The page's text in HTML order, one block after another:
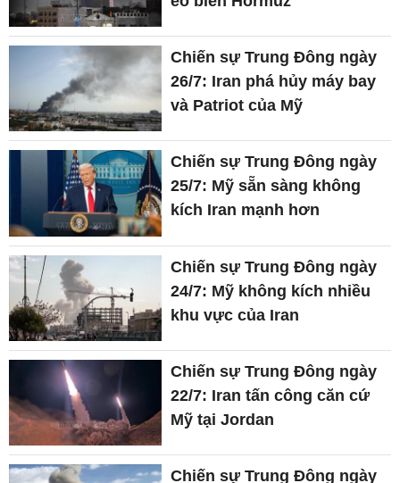
Chiến sự Trung Đông ngày
26/7: Iran phá hủy máy bay
và Patriot của Mỹ
Chiến sự Trung Đông ngày
25/7: Mỹ sẵn sàng không
kích Iran mạnh hơn
Chiến sự Trung Đông ngày
24/7: Mỹ không kích nhiều
khu vực của Iran
Chiến sự Trung Đông ngày
22/7: Iran tấn công căn cứ
Mỹ tại Jordan
Chiến sự Trung Đông ngày